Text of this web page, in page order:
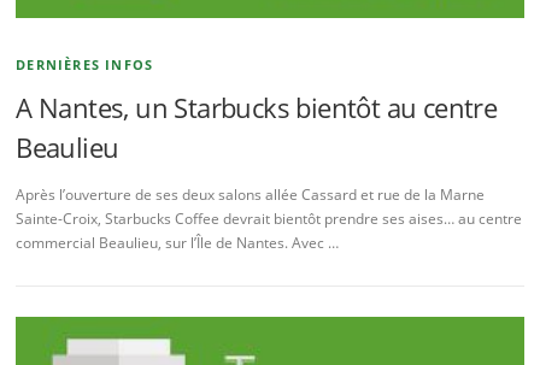
DERNIÈRES INFOS
A Nantes, un Starbucks bientôt au centre
Beaulieu
Après l’ouverture de ses deux salons allée Cassard et rue de la Marne
Sainte-Croix, Starbucks Coffee devrait bientôt prendre ses aises… au centre
commercial Beaulieu, sur l’Île de Nantes. Avec …